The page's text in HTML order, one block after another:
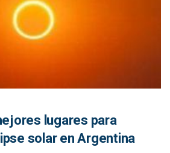
lugares para
solar en Argentina